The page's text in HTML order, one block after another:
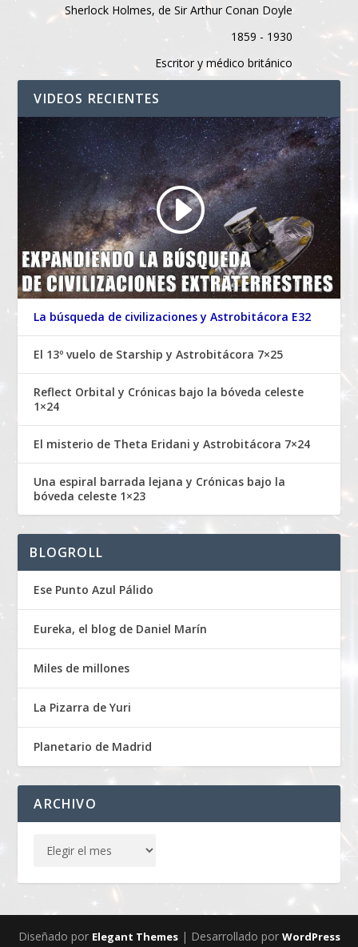
Sherlock Holmes, de Sir Arthur Conan Doyle
1859 - 1930
Escritor y médico británico
VIDEOS RECIENTES
La búsqueda de civilizaciones y Astrobitácora E32
El 13º vuelo de Starship y Astrobitácora 7×25
Reflect Orbital y Crónicas bajo la bóveda celeste
1×24
El misterio de Theta Eridani y Astrobitácora 7×24
Una espiral barrada lejana y Crónicas bajo la
bóveda celeste 1×23
BLOGROLL
Ese Punto Azul Pálido
Eureka, el blog de Daniel Marín
Miles de millones
La Pizarra de Yuri
Planetario de Madrid
ARCHIVO
Diseñado por Elegant Themes| Desarrollado por WordPress